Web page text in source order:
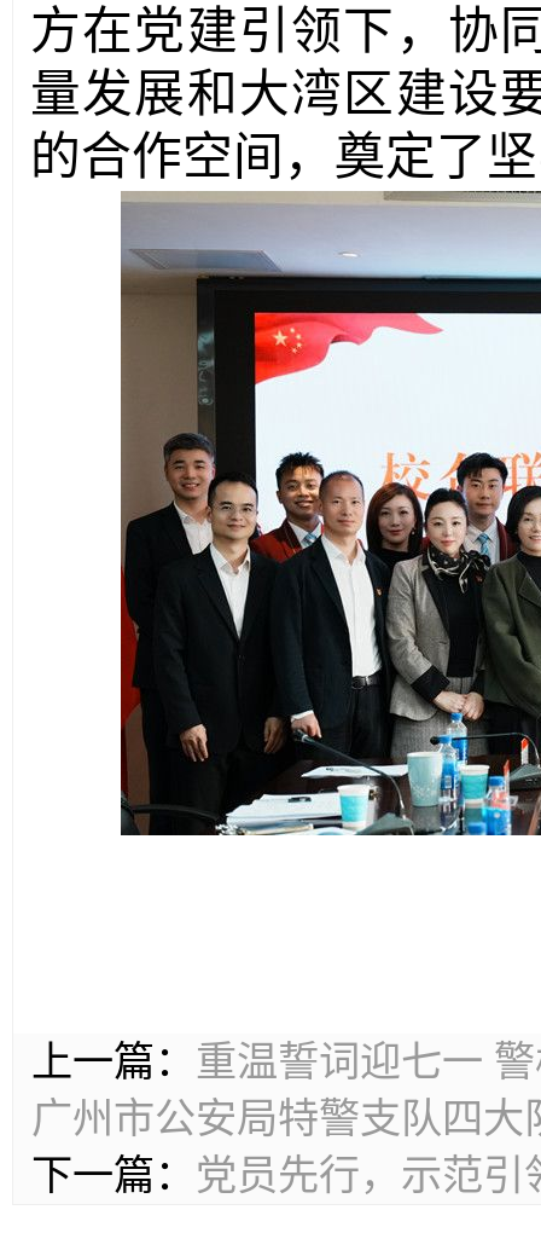
方在党建引领下，协
量发展和大湾区建设
的合作空间，奠定了
上一篇： 重温誓词迎七一
广州市公安局特警支队四
下一篇： 党员先行，示范